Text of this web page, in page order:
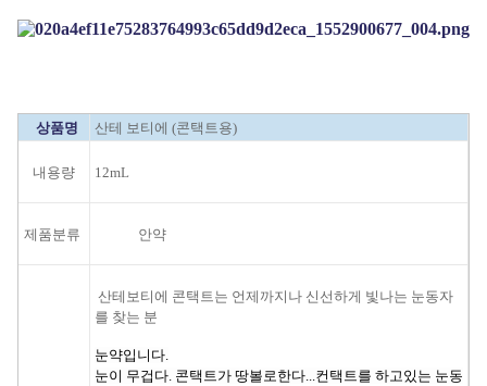
상품명 산테 보티에 (콘택트용)
내용량 12mL
제품분류 안약
산테보티에 콘택트는 언제까지나 신선하게 빛나는 눈동자
를 찾는 분
눈약입니다.
눈이 무겁다. 콘택트가 땅볼로한다...컨택트를 하고있는 눈동